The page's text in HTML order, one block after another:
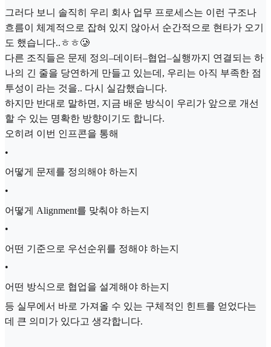
그러다 보니 솔직히 우리 회사 업무 프로세스는 이런 구조나
흐름이 체계적으로 잡혀 있지 않아서 순간적으로 현타가 오기
도 했습니다..ㅎㅎ🥲
다른 조직들은 문제 정의–데이터–협업–실행까지 연결되는 하
나의 긴 줄을 당연하게 만들고 있는데, 우리는 아직 부족한 점
투성이 라는 것을.. 다시 실감했습니다.
하지만 반대로 말하면, 지금 배운 방식이 우리가 앞으로 개선
할 수 있는 명확한 방향이기도 합니다.
오히려 이번 인프콘을 통해
•
어떻게 문제를 정의해야 하는지
•
어떻게 Alignment를 맞춰야 하는지
•
어떤 기준으로 우선순위를 정해야 하는지
•
어떤 방식으로 협업을 설계해야 하는지
등 실무에서 바로 가져올 수 있는 구체적인 힌트를 얻었다는
데 큰 의미가 있다고 생각합니다.